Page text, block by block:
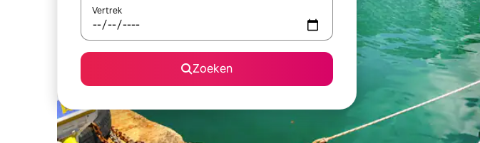
Vertrek
Zoeken